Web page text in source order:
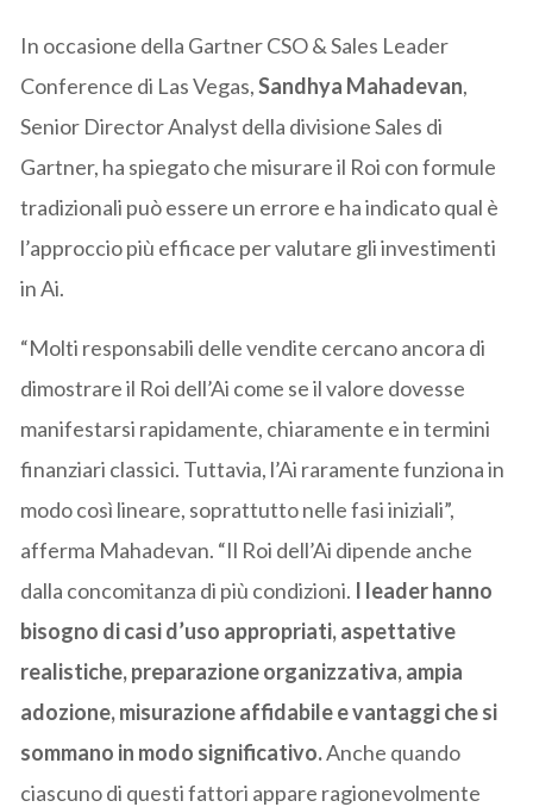
In occasione della Gartner CSO & Sales Leader
Conference di Las Vegas,Sandhya Mahadevan,
Senior Director Analyst della divisione Sales di
Gartner, ha spiegato che misurare il Roi con formule
tradizionali può essere un errore e ha indicato qual è
l’approccio più efficace per valutare gli investimenti
in Ai.
“Molti responsabili delle vendite cercano ancora di
dimostrare il Roi dell’Ai come se il valore dovesse
manifestarsi rapidamente, chiaramente e in termini
finanziari classici. Tuttavia, l’Ai raramente funziona in
modo così lineare, soprattutto nelle fasi iniziali”,
afferma Mahadevan. “Il Roi dell’Ai dipende anche
dalla concomitanza di più condizioni. I leader hanno
bisogno di casi d’uso appropriati, aspettative
realistiche, preparazione organizzativa, ampia
adozione, misurazione affidabile e vantaggi che si
sommano in modo significativo.Anche quando
ciascuno di questi fattori appare ragionevolmente